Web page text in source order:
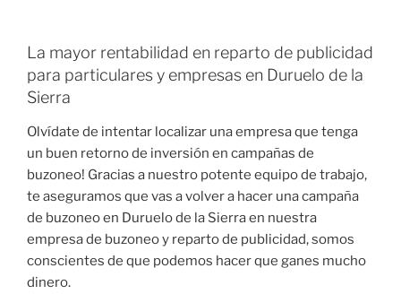
La mayor rentabilidad en reparto de publicidad
para particulares y empresas en Duruelo de la
Sierra
Olvídate de intentar localizar una empresa que tenga
un buen retorno de inversión en campañas de
buzoneo! Gracias a nuestro potente equipo de trabajo,
te aseguramos que vas a volver a hacer una campaña
de buzoneo en Duruelo de la Sierra en nuestra
empresa de buzoneo y reparto de publicidad, somos
conscientes de que podemos hacer que ganes mucho
dinero.